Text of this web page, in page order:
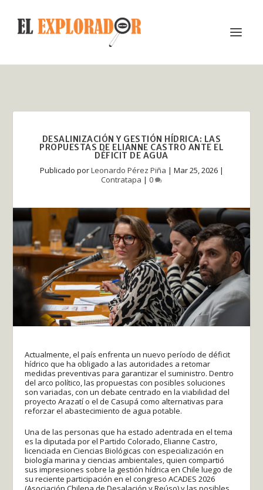
DESALINIZACIÓN Y GESTIÓN HÍDRICA: LAS
PROPUESTAS DE ELIANNE CASTRO ANTE EL
DÉFICIT DE AGUA
Publicado porLeonardo Pérez Piña | Mar 25, 2026|
Contratapa | 0
Actualmente, el país enfrenta un nuevo período de déficit
hídrico que ha obligado a las autoridades a retomar
medidas preventivas para garantizar el suministro. Dentro
del arco político, las propuestas con posibles soluciones
son variadas, con un debate centrado en la viabilidad del
proyecto Arazatí o el de Casupá como alternativas para
reforzar el abastecimiento de agua potable.
Una de las personas que ha estado adentrada en el tema
es la diputada por el Partido Colorado, Elianne Castro,
licenciada en Ciencias Biológicas con especialización en
biología marina y ciencias ambientales, quien compartió
sus impresiones sobre la gestión hídrica en Chile luego de
su reciente participación en el congreso ACADES 2026